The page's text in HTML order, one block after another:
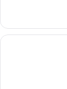
Room